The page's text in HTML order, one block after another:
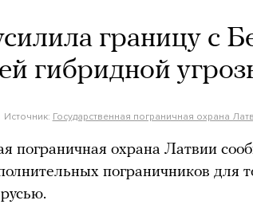
границу с
гибридной
Источник: Государственная пограничная охрана
пограничная охрана Латвии
пограничников для